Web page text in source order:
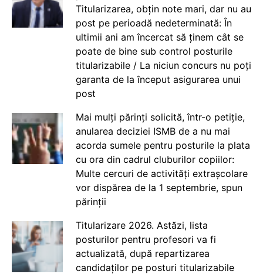
Titularizarea, obțin note mari, dar nu au
post pe perioadă nedeterminată: În
ultimii ani am încercat să ținem cât se
poate de bine sub control posturile
titularizabile / La niciun concurs nu poți
garanta de la început asigurarea unui
post
Mai mulți părinți solicită, într-o petiție,
anularea deciziei ISMB de a nu mai
acorda sumele pentru posturile la plata
cu ora din cadrul cluburilor copiilor:
Multe cercuri de activități extrașcolare
vor dispărea de la 1 septembrie, spun
părinții
Titularizare 2026. Astăzi, lista
posturilor pentru profesori va fi
actualizată, după repartizarea
candidaților pe posturi titularizabile